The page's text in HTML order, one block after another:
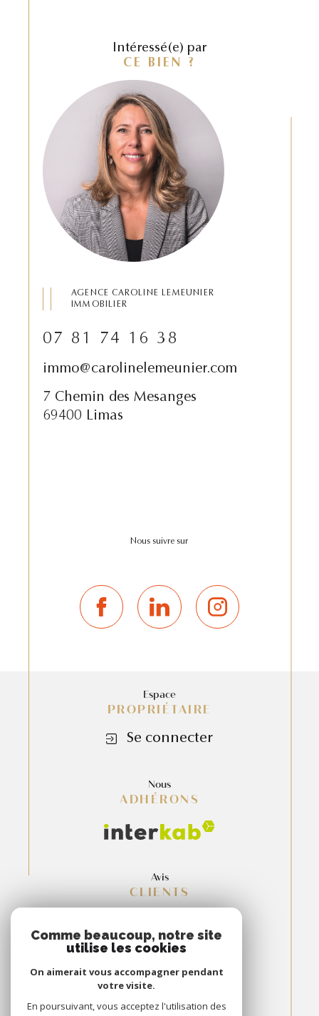
Intéressé(e) par
CE BIEN ?
AGENCE CAROLINE LEMEUNIER
IMMOBILIER
07 81 74 16 38
immo@carolinelemeunier.com
7 Chemin des Mesanges
69400 Limas
Nous suivre sur
Espace
PROPRIÉTAIRE
Se connecter
Nous
ADHÉRONS
Avis
CLIENTS
Comme beaucoup, notre site
utilise les cookies
On aimerait vous accompagner pendant
votre visite.
En poursuivant, vous acceptez l'utilisation des